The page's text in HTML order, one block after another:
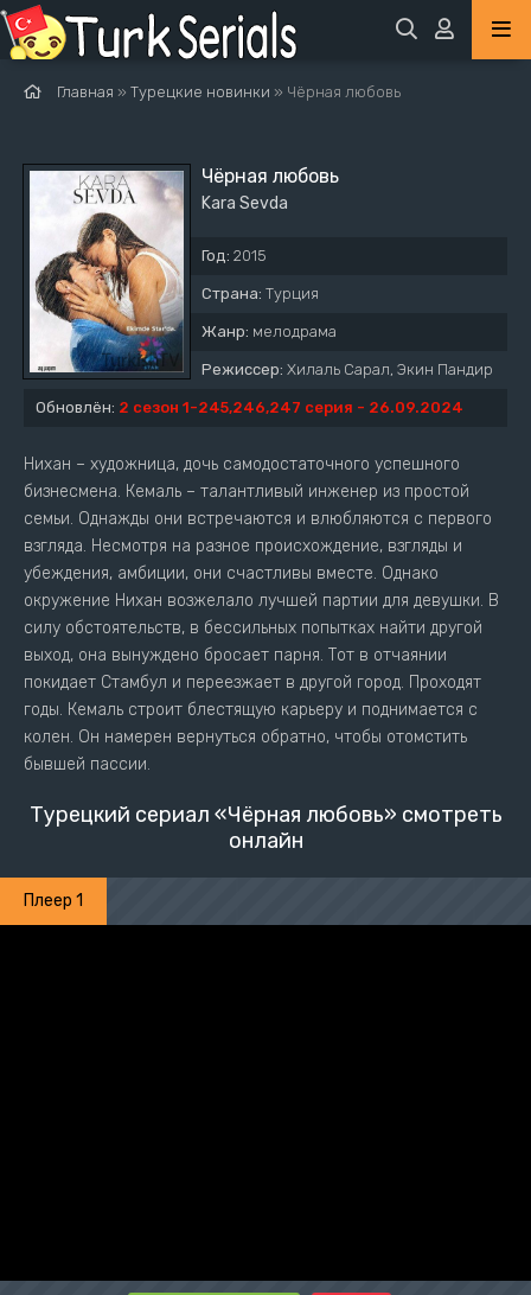
Главная » Турецкие новинки » Чёрная любовь
Чёрная любовь
Kara Sevda
Год: 2015
Страна: Турция
Жанр: мелодрама
Режиссер: Хилаль Сарал, Экин Пандир
Обновлён: 2 сезон 1-245,246,247 серия - 26.09.2024
Нихан – художница, дочь самодостаточного успешного
бизнесмена. Кемаль – талантливый инженер из простой
семьи. Однажды они встречаются и влюбляются с первого
взгляда. Несмотря на разное происхождение, взгляды и
убеждения, амбиции, они счастливы вместе. Однако
окружение Нихан возжелало лучшей партии для девушки. В
силу обстоятельств, в бессильных попытках найти другой
выход, она вынуждено бросает парня. Тот в отчаянии
покидает Стамбул и переезжает в другой город. Проходят
годы. Кемаль строит блестящую карьеру и поднимается с
колен. Он намерен вернуться обратно, чтобы отомстить
бывшей пассии.
Турецкий сериал «Чёрная любовь» смотреть
онлайн
Плеер 1